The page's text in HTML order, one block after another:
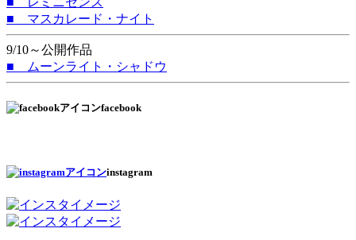
■ マスカレード・ナイト
9/10～公開作品
■ ムーンライト・シャドウ
facebook
instagram